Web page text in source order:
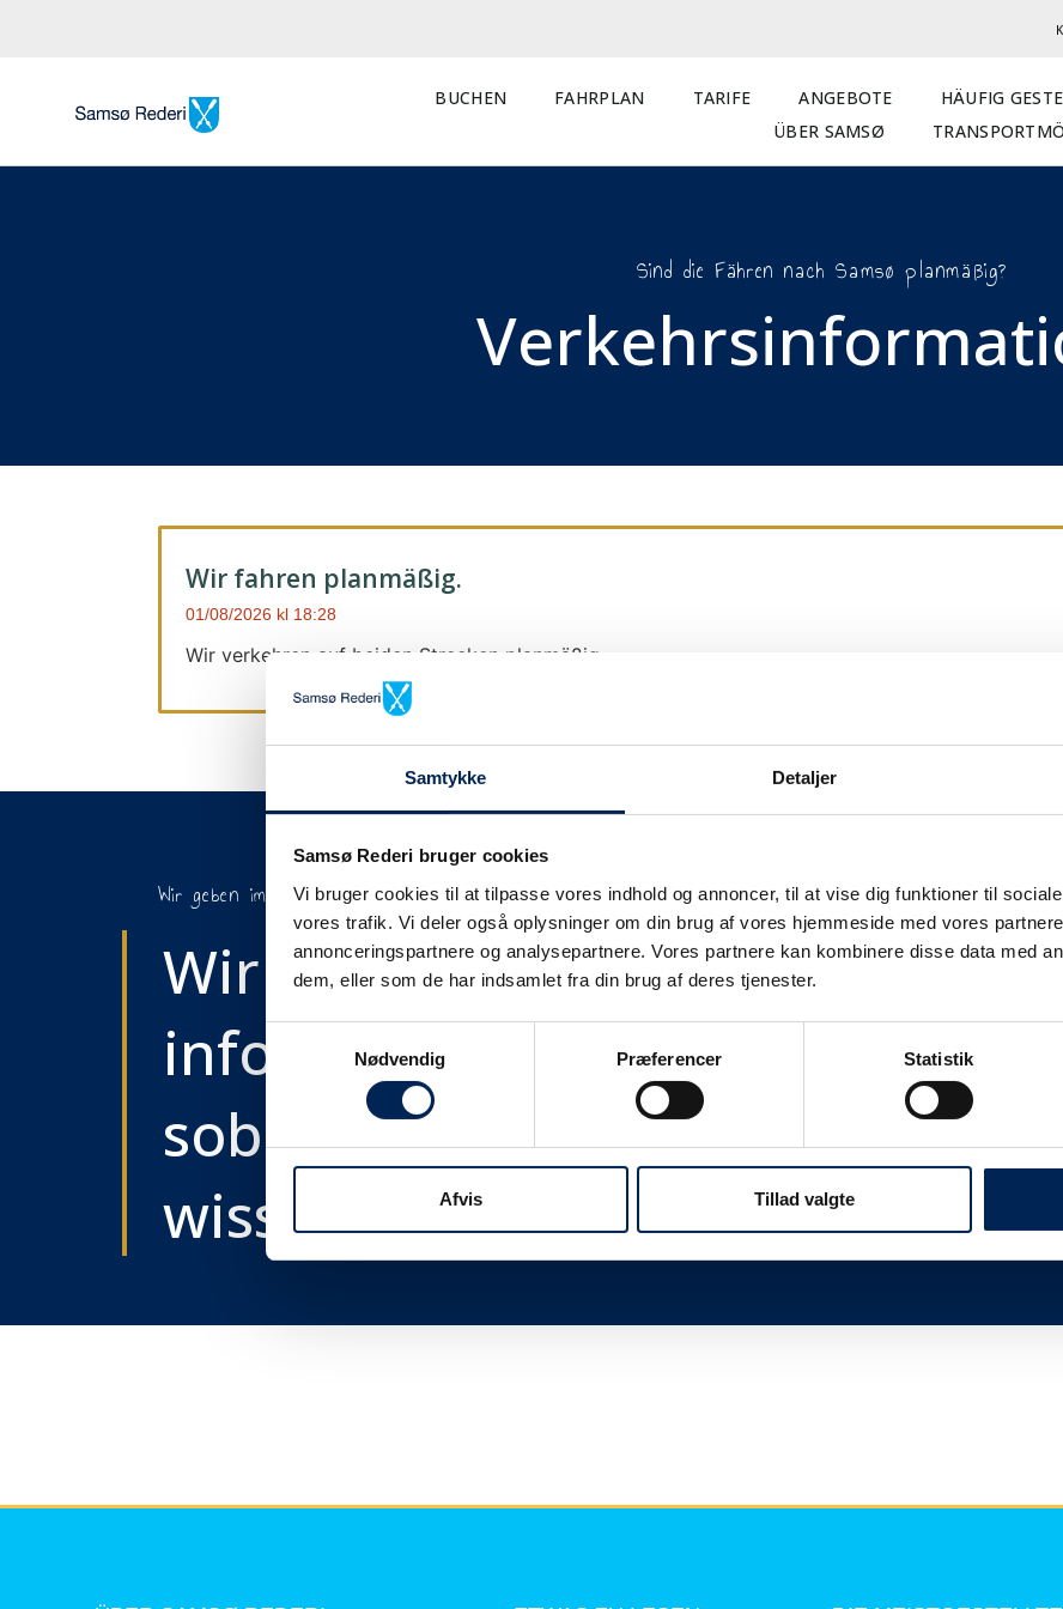
Samtykke Detaljer
Samsø Rederi bruger cookies
Vi bruger cookies til at tilpasse vores indhold og annoncer, til at vise dig funktioner til
vores trafik. Vi deler også oplysninger om din brug af vores hjemmeside med vores
annonceringspartnere og analysepartnere. Vores partnere kan kombinere disse data med
dem, eller som de har indsamlet fra din brug af deres tjenester.
Nødvendig
Præferencer Statistik
Afvis Tillad valgte
BUCHEN FAHRPLAN TARIFE ANGEBOTE
HÄUFIG
ÜBER SAMSØ
Sind die Fähren nach Samsø planmäßig?
Wir fahren planmäßig.
01/08/2026 18:28
Wir verkehren auf beiden Strecken planmäßig.
Wir geben immer Bescheid
Wir werden Sie
informieren,
sobald wir etwas
wissen....
Unsere Verkehrsinformation wir nur bei
upgedatet.
Wir legen großen Wert darauf, unsere
können also sicher sein: Wenn wir sagen,
Sobald wir wissen, dass wir nicht
informieren.
Wir sind immer sehr beschäftigt, wenn wir
Ihnen, dieser Seite zu folgen und uns
mehr zu sagen haben, als Sie hier lesen